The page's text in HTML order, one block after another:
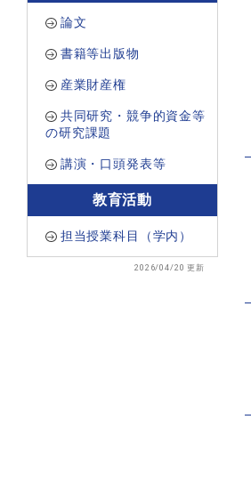
論文
書籍等出版物
産業財産権
共同研究・競争的資金等
の研究課題
講演・口頭発表等
教育活動
担当授業科目（学内）
2026/04/20 更新